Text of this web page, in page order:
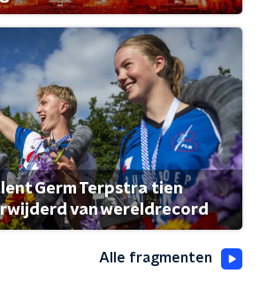
Germ Terpstra tien
van wereldrecord
Alle fragmenten